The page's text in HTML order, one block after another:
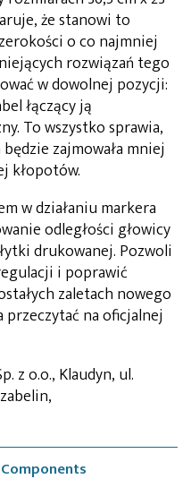
że stanowi to
o co najmniej
rozwiązań tego
w dowolnej pozycji:
łączący ją
To wszystko sprawia,
zajmowała mniej
kłopotów.
w działaniu markera
odległości głowicy
drukowanej. Pozwoli
i poprawić
zaletach nowego
przeczytać na oficjalnej
z o.o., Klaudyn, ul.